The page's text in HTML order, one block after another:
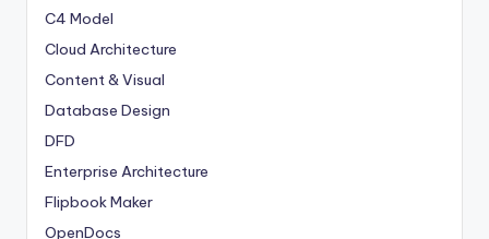
C4 Model
Cloud Architecture
Content & Visual
Database Design
DFD
Enterprise Architecture
Flipbook Maker
OpenDocs